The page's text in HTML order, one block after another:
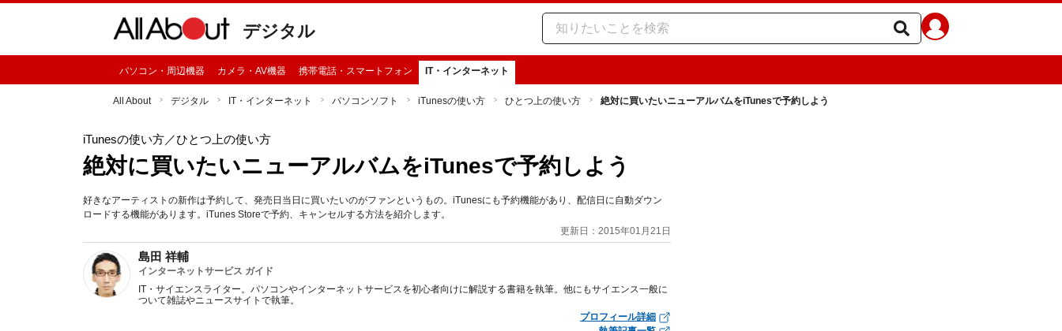
デジタル
パソコン・周辺機器 カメラ・AV機器 携帯電話・スマートフォン IT・インターネット
All About デジタル IT・インターネット パソコンソフト iTunesの使い方 ひとつ上の使い方 絶対に買いたいニューアルバムをiTunesで予約しよう
iTunesの使い方／ひとつ上の使い方
絶対に買いたいニューアルバムをiTunesで予約しよう
好きなアーティストの新作は予約して、発売日当日に買いたいのがファンというもの。iTunesにも予約機能があり、配信日に自動ダウン
ロードする機能があります。iTunes Storeで予約、キャンセルする方法を紹介します。
更新日：2015年01月21日
島田 祥輔
インターネットサービス ガイド
IT・サイエンスライター。パソコンやインターネットサービスを初心者向けに解説する書籍を執筆。他にもサイエンス一般に
ついて雑誌やニュースサイトで執筆。
プロフィール詳細